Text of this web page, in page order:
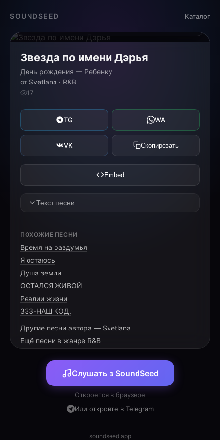
SOUNDSEED Каталог
Звезда по имени Дэрья
День рождения — Ребенку
от Svetlana · R&B
17
TG WA
VK Скопировать
Embed
Текст песни
Ты зажигаешь этот мир,
В твоих глазах сияет свет.
Дэрья, ты — ориентир,
[PRE-CHORUS]
Движенье, ритм и красота,
Твой ум — сиянье и мечта.
Лети вперёд, за горизонт,
ПОХОЖИЕ ПЕСНИ
Время на раздумья
Я остаюсь
Душа земли
ОСТАЛСЯ ЖИВОЙ
Реалии жизни
333-НАШ КОД.
Другие песни автора — Svetlana
Ещё песни в жанре R&B
Слушать в SoundSeed
Откроется в браузере
Или откройте в Telegram
soundseed.app